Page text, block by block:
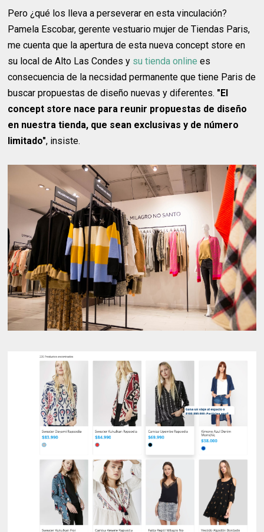
Pero ¿qué los lleva a perseverar en esta vinculación?
Pamela Escobar, gerente vestuario mujer de Tiendas Paris,
me cuenta que la apertura de esta nueva concept store en
su local de Alto Las Condes y su tienda online es
consecuencia de la necsidad permanente que tiene Paris de
buscar propuestas de diseño nuevas y diferentes. "El
concept store nace para reunir propuestas de diseño
en nuestra tienda, que sean exclusivas y de número
limitado", insiste.